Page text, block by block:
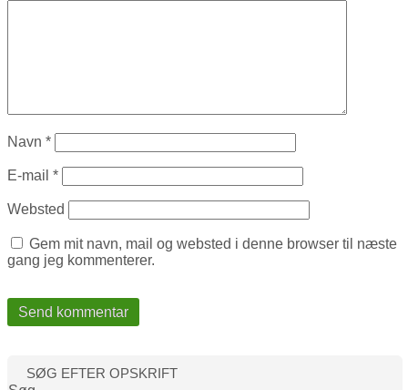
Navn *
E-mail *
Websted
Gem mit navn, mail og websted i denne browser til næste
gang jeg kommenterer.
SØG EFTER OPSKRIFT